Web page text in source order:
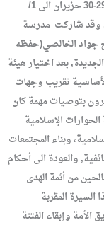
استانبول بتركيا للفترة من 17-19- رجب 1431 الموافق 29-30 حزيران الى 1/
وقد شاركت مدرسة
جواد الخالصي(حفظه
بعد اختيار هيئة
تقريب وجهات
بتوصيات مهمة كان
الإسلامية
وبناء المجتمعات
والعودة الى أحكام
من أئمة الهدى
المقربة
الأمة وإبقاء الفتنة